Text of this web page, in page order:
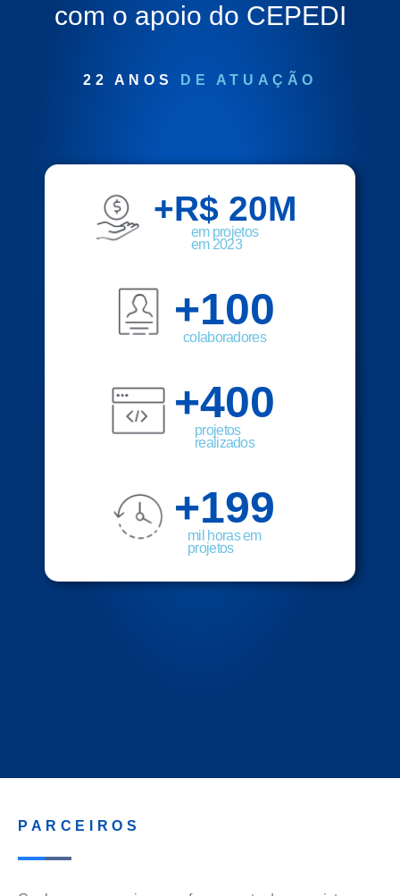
com o apoio do CEPEDI
22 ANOS DE ATUAÇÃO
em projetos
em 2023
+R$ 20M
colaboradores
+100
projetos
realizados
+400
mil horas em
projetos
+200
PARCEIROS